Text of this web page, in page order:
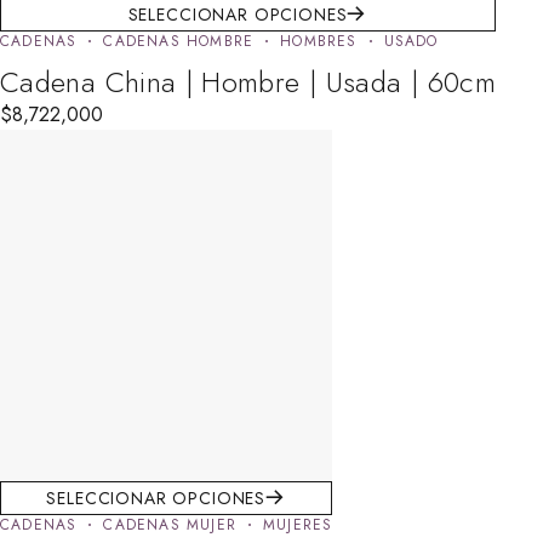
SELECCIONAR OPCIONES
CADENAS CADENAS HOMBRE HOMBRES USADO
Cadena China | Hombre | Usada | 60cm
$8,722,000
SELECCIONAR OPCIONES
CADENAS CADENAS MUJER MUJERES